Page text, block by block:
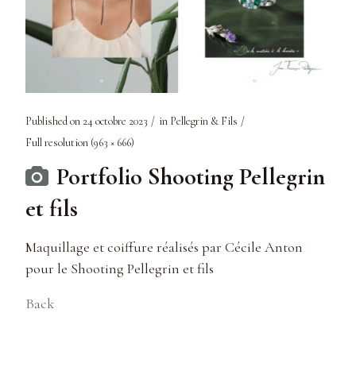
Published on 24 octobre 2023 in Pellegrin & Fils
Full resolution (963 × 666)
Portfolio Shooting Pellegrin
et fils
Maquillage et coiffure réalisés par Cécile Anton
pour le Shooting Pellegrin et fils
Back